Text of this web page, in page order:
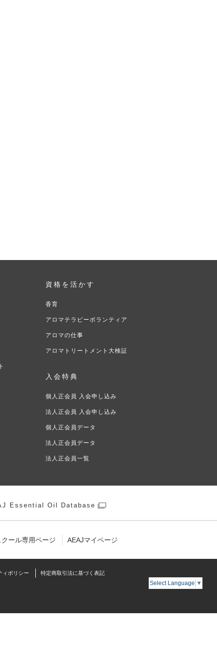
資格を活かす
香育
アロマテラピーボランティア
アロマの仕事
アロマトリートメント大検証
入会特典
個人正会員 入会申し込み
法人正会員 入会申し込み
個人正会員データ
法人正会員データ
法人正会員一覧
Essential Oil Database
ール専用ページ AEAJマイページ
ィポリシー 特定商取引法に基づく表記
Select Language ▼